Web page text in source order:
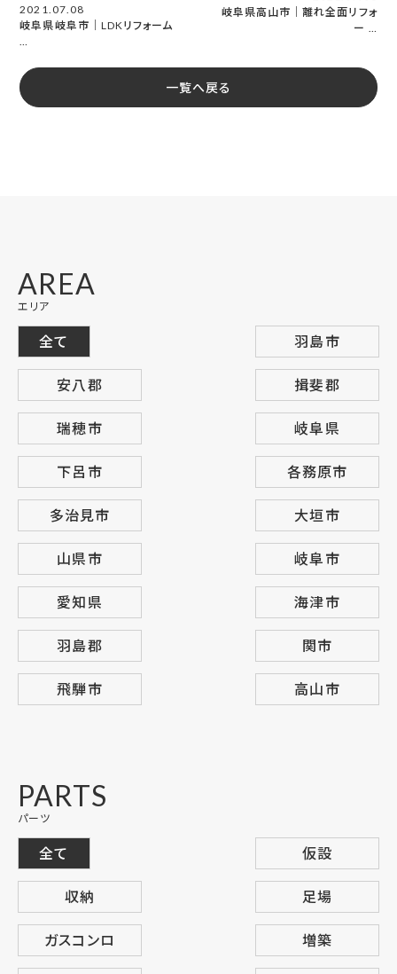
2021.07.08
岐阜県岐阜市｜LDKリフォーム
…
一覧へ戻る
岐阜県高山市｜離れ全面リフォ
ー …
AREA
エリア
全て 羽島市
安八郡 揖斐郡
瑞穂市 岐阜県
下呂市 各務原市
多治見市 大垣市
山県市 岐阜市
愛知県 海津市
羽島郡 関市
飛騨市 高山市
PARTS
パーツ
全て 仮設
収納 足場
ガスコンロ 増築